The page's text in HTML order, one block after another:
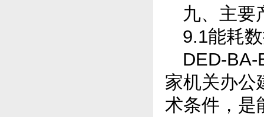
九、主要
9.1能耗
DED-
家机关办公
术条件，是